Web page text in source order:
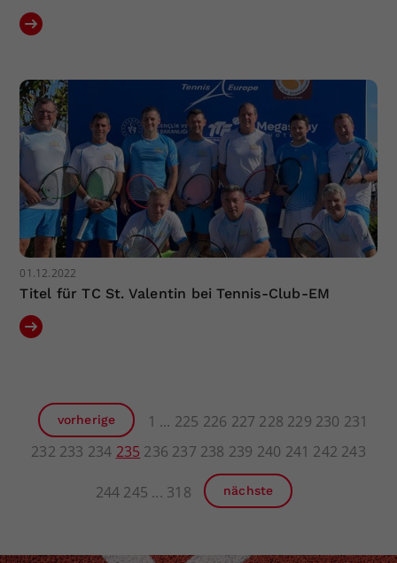
01.12.2022
Titel für TC St. Valentin bei Tennis-Club-EM
vorherige 1 225 226 227 228 229 230 231
232 233 234 235 236 237 238 239 240 241 242 243
244 245 318 nächste